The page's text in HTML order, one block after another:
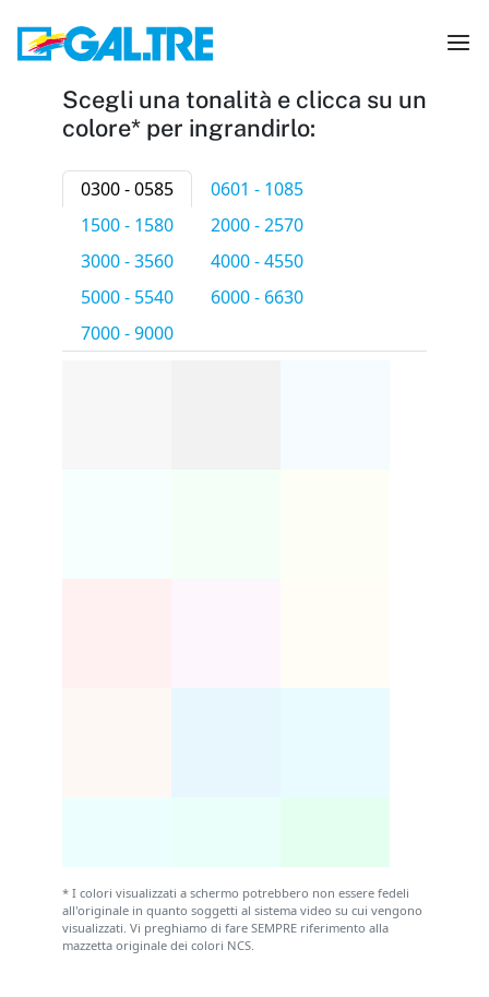
Scegli una tonalità e clicca su un
colore* per ingrandirlo:
0300 - 0585
0601 - 1085
1500 - 1580
2000 - 2570
3000 - 3560
4000 - 4550
5000 - 5540
6000 - 6630
7000 - 9000
* I colori visualizzati a schermo potrebbero non essere fedeli
all'originale in quanto soggetti al sistema video su cui vengono
visualizzati. Vi preghiamo di fare SEMPRE riferimento alla
mazzetta originale dei colori NCS.